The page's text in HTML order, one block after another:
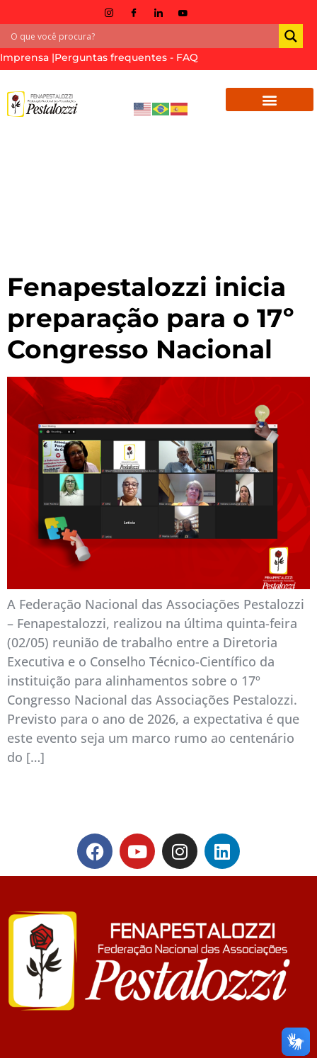
Imprensa |Perguntas frequentes - FAQ
Fenapestalozzi inicia
preparação para o 17º
Congresso Nacional
A Federação Nacional das Associações Pestalozzi
– Fenapestalozzi, realizou na última quinta-feira
(02/05) reunião de trabalho entre a Diretoria
Executiva e o Conselho Técnico-Científico da
instituição para alinhamentos sobre o 17º
Congresso Nacional das Associações Pestalozzi.
Previsto para o ano de 2026, a expectativa é que
este evento seja um marco rumo ao centenário
do […]